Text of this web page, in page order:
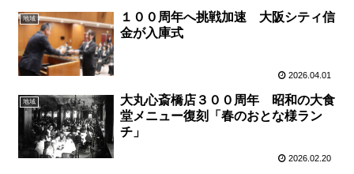
地域
１００周年へ挑戦加速 大阪シティ信
金が入庫式
2026.04.01
地域
大丸心斎橋店３００周年 昭和の大食
堂メニュー復刻「春のおとな様ラン
チ」
2026.02.20